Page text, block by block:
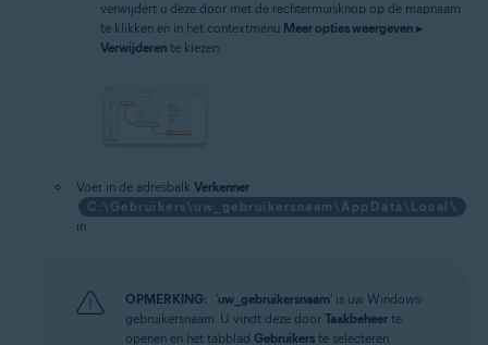
verwijdert u deze door met de rechtermuisknop op de mapnaam
te klikken en in het contextmenu Meer opties weergeven ▸
Verwijderen te kiezen.
Voer in de adresbalk Verkenner
C:\Gebruikers\uw_gebruikersnaam\AppData\Local\
in.
OPMERKING: 'uw_gebruikersnaam' is uw Windows-
gebruikersnaam. U vindt deze door Taakbeheer te
openen en het tabblad Gebruikers te selecteren.